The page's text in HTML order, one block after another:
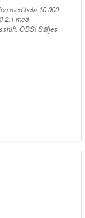
med hela 10.000
2.1 med
OBS! Säljes